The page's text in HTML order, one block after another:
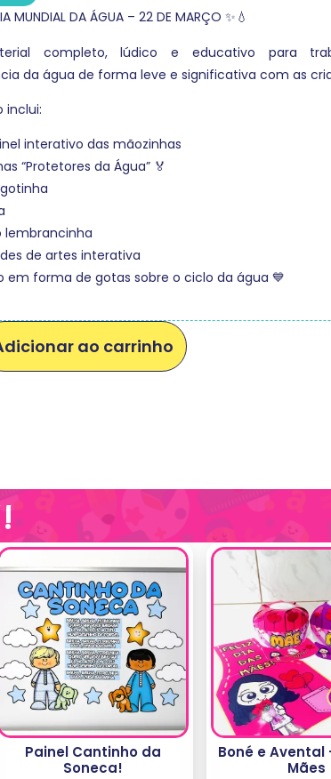
MUNDIAL DA ÁGUA – 22 DE MARÇO ✨💧
completo, lúdico e educativo para
da água de forma leve e significativa com as
inclui:
interativo das mãozinhas
“Protetores da Água” 🏅
de artes interativa
em forma de gotas sobre o ciclo da água 💙
ao carrinho
Painel Cantinho da
Soneca!
Boné e Avental
Mães